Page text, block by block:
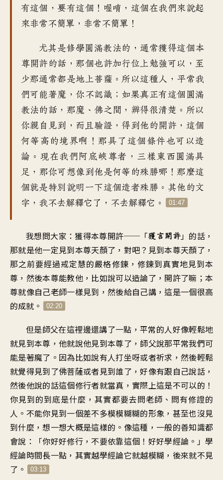
有這個 ，要有這個！ 喔唷，這個在我們來說起
來非常不簡單 ，非常不簡單！
尤其是修學圓滿教法的 ， 通常獲得這個本
尊開許的話 ， 那個也許加行位上勉強可以 ，
至
少那通常都是地上菩薩 。 所以這種人 ， 平常我
們可能著魔，你不認識 ； 如果真正有這個圓滿
教法的話 ， 那魔、佛之間，辨得很清楚 。 所以
你親自見到，而且驗證 ， 得到他的開許 ， 這個
何等高的境界啊
！ 那具了這個條件也可以造
論 。 現在我們阿底峽尊者 ，
三樣東西圓滿具
足 ， 那你可想像到他是何等的殊勝哪 ！ 那麼這
個就是特別說明一下這個造者殊勝 。 其他的文
字，我不去解釋它了 ， 不去解釋它 。 01:47
我想問大家 ：獲得本尊開許──「獲言開許」的話 ，
那就是他一定見到本尊天顏了 ， 對吧？ 見到本尊天顏了 ，
那之前要經過戒定慧的嚴格修鍊 ， 修鍊到真實地見到本
尊 ， 然後本尊能教他 ， 比如說可以造論了，開許了嘛 ； 本
尊就像自己老師一樣見到 ，然後給自己講 ， 這是一個很高
的成就 。 02:20
但是師父在這裡邊還講了一點 ，平常的人好像輕鬆地
就見到本尊 ，他就說他見到本尊了 ， 師父說那平常我們可
能是著魔了 。 因為比如說有人打坐呀或者祈求 ，然後輕鬆
就覺得見到了佛菩薩或者見到誰了 ，好像有跟自己說話 ，
然後他說的話這個修行者就當真 ， 實際上這是不可以的 ！
你見到的到底是什麼 ，其實都要去問老師 、 問有修證的
人 。 不能你見到一個差不多模模糊糊的形象 ， 甚至也沒見
到什麼 ，想一想大概是這樣的 。 像這種 ， 一般的善知識都
會說 ：「你好好修行 ， 不要依靠這個！好好學經論 。」學
經論時間長一點 ， 其實越學經論它就越模糊 ， 後來就不見
了 。 03:13